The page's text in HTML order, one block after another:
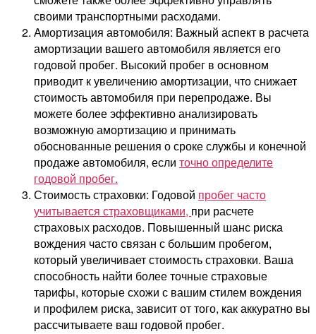
своими транспортными расходами.
Амортизация автомобиля: Важный аспект в расчета
амортизации вашего автомобиля является его
годовой пробег. Высокий пробег в основном
приводит к увеличению амортизации, что снижает
стоимость автомобиля при перепродаже. Вы
можете более эффективно анализировать
возможную амортизацию и принимать
обоснованные решения о сроке службы и конечной
продаже автомобиля, если точно определите
годовой пробег.
Стоимость страховки: Годовой пробег часто
учитывается страховщиками, при расчете
страховых расходов. Повышенный шанс риска
вождения часто связан с большим пробегом,
который увеличивает стоимость страховки. Ваша
способность найти более точные страховые
тарифы, которые схожи с вашим стилем вождения
и профилем риска, зависит от того, как аккуратно вы
рассчитываете ваш годовой пробег.